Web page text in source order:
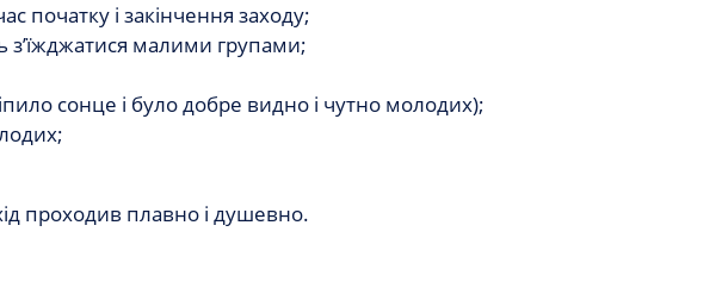
початку і закінчення заходу;
з’їжджатися малими групами;
сонце і було добре видно і чутно молодих);
проходив плавно і душевно.